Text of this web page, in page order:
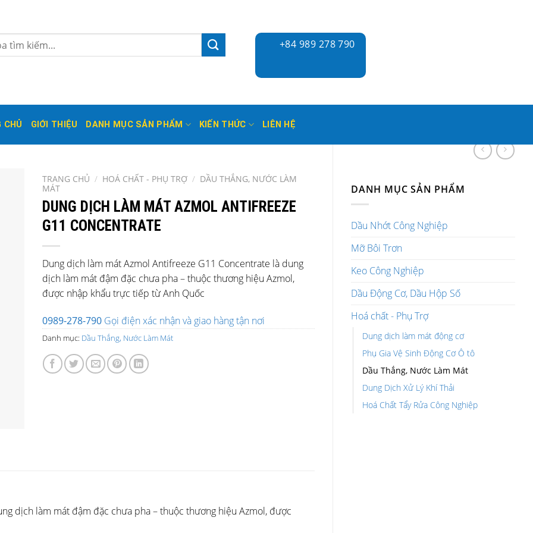
+84 989 278 790
CHỦ GIỚI THIỆU DANH MỤC SẢN PHẨM KIẾN THỨC LIÊN HỆ
DANH MỤC SẢN PHẨM
Dầu Nhớt Công Nghiệp
Mỡ Bôi Trơn
Keo Công Nghiệp
Dầu Động Cơ, Dầu Hộp Số
Hoá chất - Phụ Trợ
Dung dịch làm mát động cơ
Phụ Gia Vệ Sinh Động Cơ Ô tô
Dầu Thắng, Nước Làm Mát
Dung Dịch Xử Lý Khí Thải
Hoá Chất Tẩy Rửa Công Nghiệp
TRANG CHỦ / HOÁ CHẤT - PHỤ TRỢ / DẦU THẮNG, NƯỚC LÀM
MÁT
DUNG DỊCH LÀM MÁT AZMOL ANTIFREEZE
G11 CONCENTRATE
Dung dịch làm mát Azmol Antifreeze G11 Concentrate là dung
dịch làm mát đậm đặc chưa pha – thuộc thương hiệu Azmol,
được nhập khẩu trực tiếp từ Anh Quốc
0989-278-790 Gọi điện xác nhận và giao hàng tận nơi
Danh mục: Dầu Thắng, Nước Làm Mát
dịch làm mát đậm đặc chưa pha – thuộc thương hiệu Azmol, được